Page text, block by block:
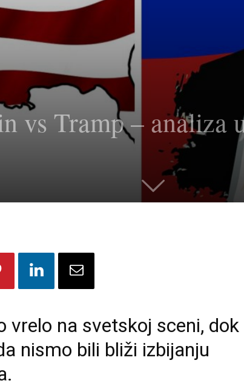
vs Tramp – analiza
vrelo na svetskoj sceni, dok
nismo bili bliži izbijanju